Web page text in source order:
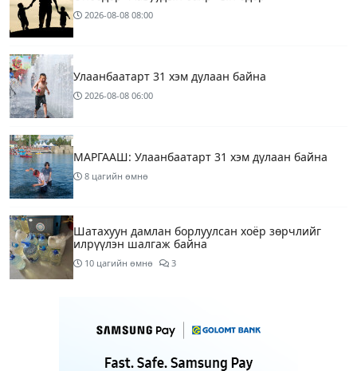
2026-08-08 08:00
Улаанбаатарт 31 хэм дулаан байна
2026-08-08 06:00
МАРГААШ: Улаанбаатарт 31 хэм дулаан байна
8 цагийн өмнө
Шатахуун дамлан борлуулсан хоёр зөрчлийг
илрүүлэн шалгаж байна
10 цагийн өмнө 3
урьдчилсан төлөв